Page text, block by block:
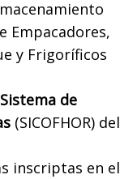
Empacadores,
y Frigoríficos
Sistema de
(SICOFHOR) del
inscriptas en el